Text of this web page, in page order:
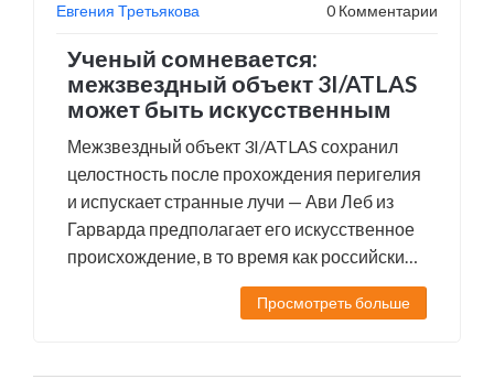
Евгения Третьякова 0 Комментарии
Ученый сомневается:
межзвездный объект 3I/ATLAS
может быть искусственным
Межзвездный объект 3I/ATLAS сохранил
целостность после прохождения перигелия
и испускает странные лучи — Ави Леб из
Гарварда предполагает его искусственное
происхождение, в то время как российские
ученые считают это неубедительным.
Просмотреть больше